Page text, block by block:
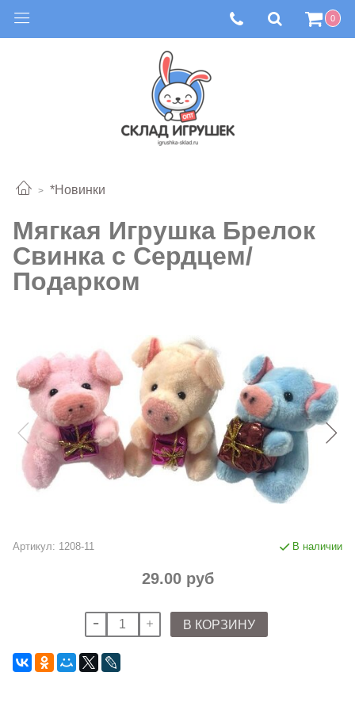
0
*Новинки
Мягкая Игрушка Брелок
Свинка с Сердцем/
Подарком
Артикул: 1208-11 В наличии
29.00 руб
В КОРЗИНУ